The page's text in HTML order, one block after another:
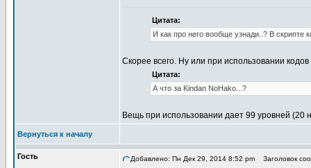
Цитата:
И как про него вообще узнади..? В скрипте
Скорее всего. Ну или при использовании
Цитата:
А что за Kindan NoHako...?
Вещь при использовании дает 99 уровней (20
Вернуться к началу
Гость Добавлено: Пн Дек 29, 2014 8:52 pm Заголовок